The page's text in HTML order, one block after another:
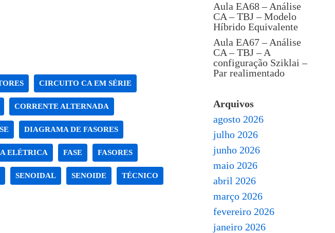
CIRCUITO CA EM SÉRIE
CORRENTE ALTERNADA
DIAGRAMA DE FASORES
ELÉTRICA FASE FASORES
SENOIDAL SENOIDE TÉCNICO
Aula EA68 – Análise
CA – TBJ – Modelo
Híbrido Equivalente
Aula EA67 – Análise
CA – TBJ – A
configuração Sziklai –
Par realimentado
Arquivos
agosto 2026
julho 2026
junho 2026
maio 2026
abril 2026
março 2026
fevereiro 2026
janeiro 2026